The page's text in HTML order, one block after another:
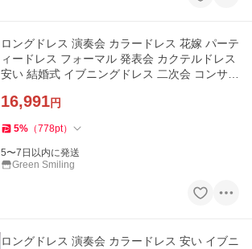
ロングドレス 演奏会 カラードレス 花嫁 パーテ
ィードレス フォーマル 発表会 カクテルドレス
安い 結婚式 イブニングドレス 二次会 コンサー
16,991円
5% （778pt）
5〜7日以内に発送
Green Smiling
ロングドレス 演奏会 カラードレス 安い イブニ